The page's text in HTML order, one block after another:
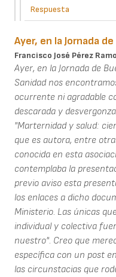
Respuesta
Ayer, en la Jornada
Francisco José Pérez
Ayer, en la Jornada de
Sanidad nos
ocurrente ni agradable
descarada y
"Marternidad y salud:
que es autora, entre
conocida en esta
contemplaba la
previo aviso esta
los enlaces a dicho
Ministerio. Las únicas
individual y colectiva
nuestro". Creo que
específica con un post
las circunstacias que